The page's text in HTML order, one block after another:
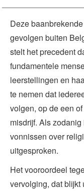
Deze
gevolgen buiten
stelt het precedent
fundamentele
leerstellingen en
te nemen dat
volgen, op de een
misdrijf. Als
vonnissen over
uitgesproken.
Het vooroordeel
vervolging, dat blijkt